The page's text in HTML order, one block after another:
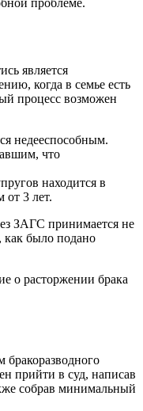
является
когда в семье есть
процесс возможен
недееспособным.
что
находится в
от 3 лет.
ЗАГС принимается не
как было подано
о расторжении брака
бракоразводного
прийти в суд, написав
собрав минимальный